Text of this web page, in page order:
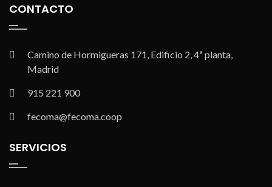
CONTACTO
Camino de Hormigueras 171, Edificio 2, 4ª planta,
Madrid
915 221 900
fecoma@fecoma.coop
SERVICIOS